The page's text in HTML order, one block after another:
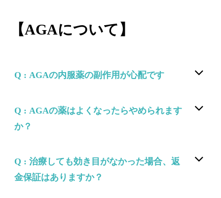
【AGAについて】
Q : AGAの内服薬の副作用が心配です
Q : AGAの薬はよくなったらやめられます
か？
Q : 治療しても効き目がなかった場合、返
金保証はありますか？